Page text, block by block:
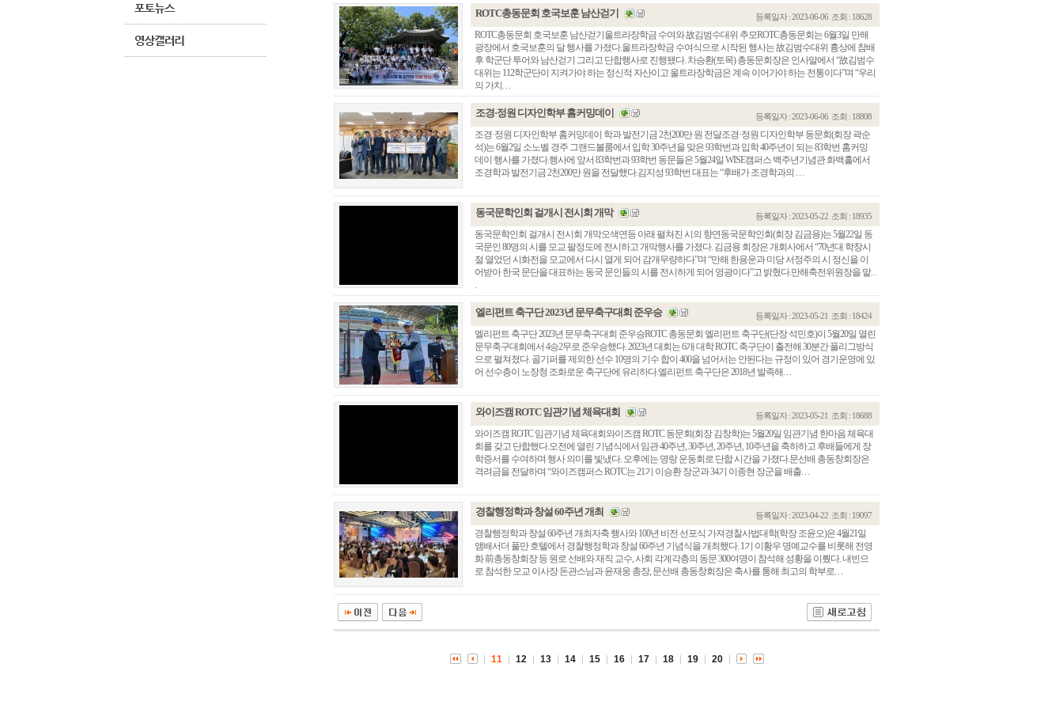
이사장 인사말
총동창회 소식
모교 소식
동창회보
영상갤러리
동문동정
동국의 창
이달의 시
회관건립기금 기부자
장학발전기금 기부자
공지사항
자유게시판
연락처 수정
동국의료원 혜택
ROTC총동문회 호국보훈 남산걷기 등록일자 : 2023-06-06 조회 : 18628
ROTC총동문회 호국보훈 남산걷기울트라장학금 수여와 故김범수대위 추모ROTC총동문회는 6월3일 만해
광장에서 호국보훈의 달 행사를 가졌다.울트라장학금 수여식으로 시작된 행사는 故김범수대위 흉상에 참배
후 학군단 투어와 남산걷기 그리고 단합행사로 진행됐다. 차승환(토목) 총동문회장은 인사말에서 “故김범수
대위는 112학군단이 지켜가야 하는 정신적 자산이고 울트라장학금은 계속 이어가야 하는 전통이다”며 “우리
의 가치. . .
조경·정원 디자인학부 홈커밍데이 등록일자 : 2023-06-06 조회 : 18808
조경·정원 디자인학부 홈커밍데이 학과 발전기금 2천200만 원 전달조경·정원 디자인학부 동문회(회장 곽순
석)는 6월2일 소노벨 경주 그랜드볼룸에서 입학 30주년을 맞은 93학번과 입학 40주년이 되는 83학번 홈커밍
데이 행사를 가졌다.행사에 앞서 83학번과 93학번 동문들은 5월24일 WISE캠퍼스 백주년기념관 화백홀에서
조경학과 발전기금 2천200만 원을 전달했다.김지성 93학번 대표는 “후배가 조경학과의 . . .
동국문학인회 걸개시 전시회 개막 등록일자 : 2023-05-22 조회 : 18935
동국문학인회 걸개시 전시회 개막오색연등 아래 펼쳐진 시의 향연동국문학인회(회장 김금용)는 5월22일 동
국문인 80명의 시를 모교 팔정도에 전시하고 개막행사를 가졌다. 김금용 회장은 개회사에서 “70년대 학창시
절 열었던 시화전을 모교에서 다시 열게 되어 감개무량하다”며 “만해 한용운과 미당 서정주의 시 정신을 이
어받아 한국 문단을 대표하는 동국 문인들의 시를 전시하게 되어 영광이다”고 밝혔다.만해축전위원장을 맡. .
.
엘리펀트 축구단 2023년 문무축구대회 준우승 등록일자 : 2023-05-21 조회 : 18424
엘리펀트 축구단 2023년 문무축구대회 준우승ROTC 총동문회 엘리펀트 축구단(단장 석민호)이 5월20일 열린
문무축구대회에서 4승2무로 준우승했다. 2023년 대회는 6개 대학 ROTC 축구단이 출전해 30분간 풀리그방식
으로 펼쳐졌다. 골기퍼를 제외한 선수 10명의 기수 합이 400을 넘어서는 안된다는 규정이 있어 경기운영에 있
어 선수층이 노장청 조화로운 축구단에 유리하다.엘리펀트 축구단은 2018년 발족해. . .
와이즈캠 ROTC 임관기념 체육대회 등록일자 : 2023-05-21 조회 : 18688
와이즈캠 ROTC 임관기념 체육대회와이즈캠 ROTC 동문회(회장 김창학)는 5월20일 임관기념 한마음 체육대
회를 갖고 단합했다.오전에 열린 기념식에서 임관 40주년, 30주년, 20주년, 10주년을 축하하고 후배들에게 장
학증서를 수여하며 행사 의미를 빛냈다. 오후에는 명랑 운동회로 단합 시간을 가졌다.문선배 총동창회장은
격려금을 전달하며 “와이즈캠퍼스 ROTC는 21기 이승환 장군과 34기 이종현 장군을 배출. . .
경찰행정학과 창설 60주년 개최 등록일자 : 2023-04-22 조회 : 19097
경찰행정학과 창설 60주년 개최자축 행사와 100년 비전 선포식 가져경찰사법대학(학장 조윤오)은 4월21일
앰배서더 풀만 호텔에서 경찰행정학과 창설 60주년 기념식을 개최했다. 1기 이황우 명예교수를 비롯해 전영
화 前총동창회장 등 원로 선배와 재직 교수, 사회 각계각층의 동문 300여명이 참석해 성황을 이뤘다. 내빈으
로 참석한 모교 이사장 돈관스님과 윤재웅 총장, 문선배 총동창회장은 축사를 통해 최고의 학부로. . .
11 12 13 14 15 16 17 18 19 20